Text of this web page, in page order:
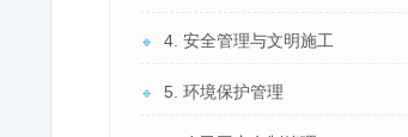
🔹 4. 安全管理与文明施工
🔹 5. 环境保护管理